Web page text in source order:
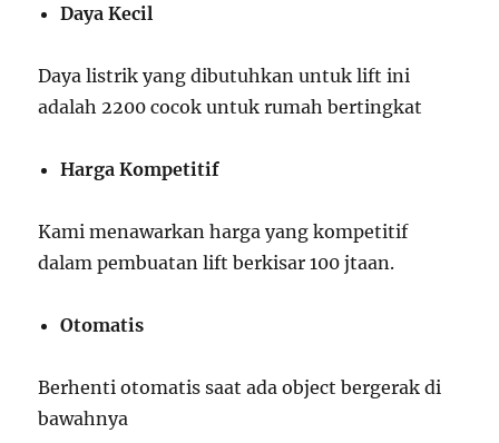
Daya Kecil
Daya listrik yang dibutuhkan untuk lift ini
adalah 2200 cocok untuk rumah bertingkat
Harga Kompetitif
Kami menawarkan harga yang kompetitif
dalam pembuatan lift berkisar 100 jtaan.
Otomatis
Berhenti otomatis saat ada object bergerak di
bawahnya